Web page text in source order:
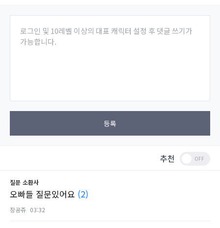
로그인 및 10레벨 이상의 대표 캐릭터 설정 후 댓글 쓰기가
가능합니다.
등록
추천
질문 소환사
오빠들 질문있어요 (2)
장공쥬 03:32